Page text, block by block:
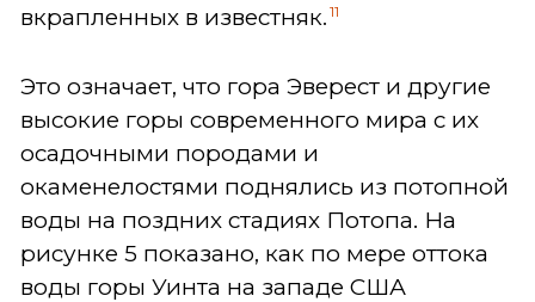
вкрапленных в известняк. 11
Это означает, что гора Эверест и другие
высокие горы современного мира с их
осадочными породами и
окаменелостями поднялись из потопной
воды на поздних стадиях Потопа. На
рисунке 5 показано, как по мере оттока
воды горы Уинта на западе США